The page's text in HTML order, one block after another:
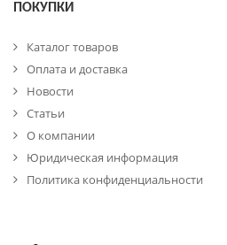
ПОКУПКИ
Каталог товаров
Оплата и доставка
Новости
Статьи
О компании
Юридическая информация
Политика конфиденциальности